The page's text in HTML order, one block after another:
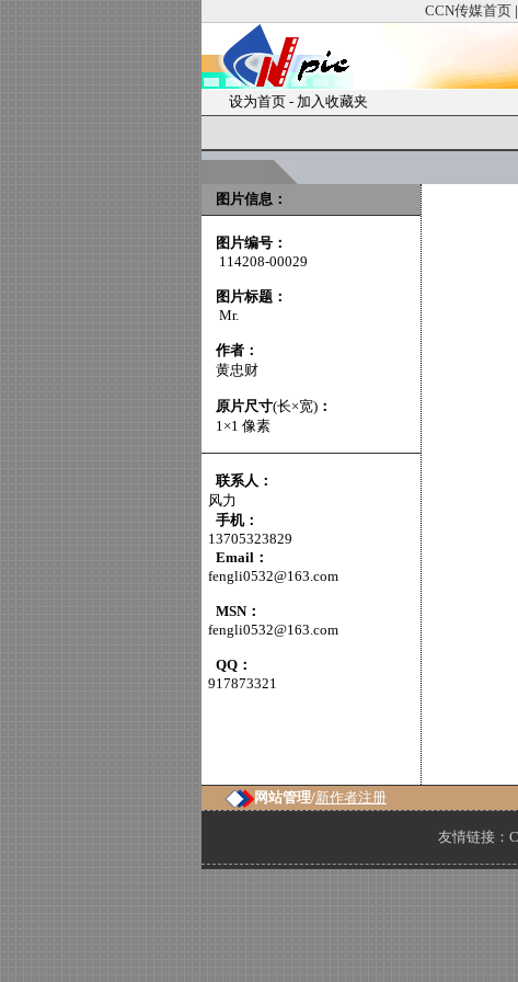
CCN传媒首页 |
设为首页 - 加入收藏夹
图片信息：
图片编号：
114208-00029
图片标题：
Mr.
作者：
黄忠财
原片尺寸(长×宽) ：
1×1 像素
联系人：
风力
手机：
13705323829
Email：
fengli0532@163.com
MSN：
fengli0532@163.com
QQ：
917873321
网站管理/新作者注册
友情链接：